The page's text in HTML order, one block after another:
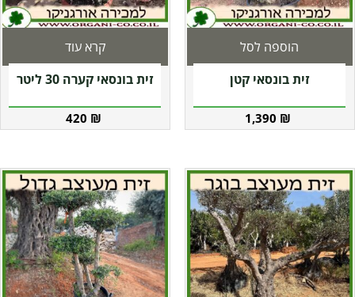
זית בונסאי קטן
1,390 ₪
הוספה לסל
זית בונסאי קערה 30 ליטר
420 ₪
קרא עוד